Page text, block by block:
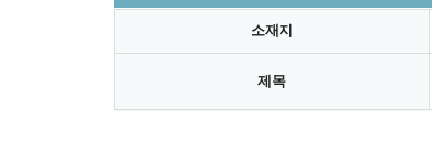
소재지
제목